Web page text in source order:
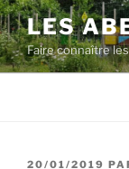
Aller
au
contenu
principal
LES
Faire connaître
PUBLIÉ
20/01/2019